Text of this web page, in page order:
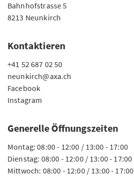
Bahnhofstrasse 5
8213 Neunkirch
Kontaktieren
+41 52 687 02 50
neunkirch@axa.ch
Facebook
Instagram
Generelle Öffnungszeiten
Montag: 08:00 - 12:00 / 13:00 - 17:00
Dienstag: 08:00 - 12:00 / 13:00 - 17:00
Mittwoch: 08:00 - 12:00 / 13:00 - 17:00